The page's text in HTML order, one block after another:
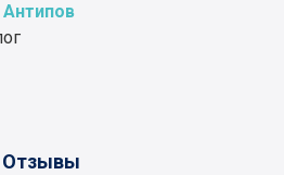
Отзывы